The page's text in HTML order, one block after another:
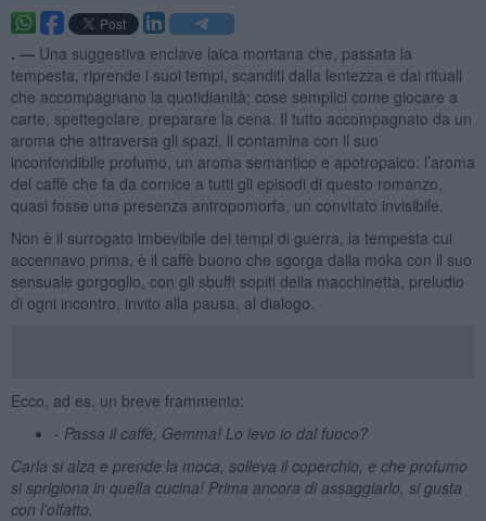
. — Una suggestiva enclave laica montana che, passata la
tempesta, riprende i suoi tempi, scanditi dalla lentezza e dai rituali
che accompagnano la quotidianità; cose semplici come giocare a
carte, spettegolare, preparare la cena. Il tutto accompagnato da un
aroma che attraversa gli spazi, li contamina con il suo
inconfondibile profumo, un aroma semantico e apotropaico: l’aroma
del caffè che fa da cornice a tutti gli episodi di questo romanzo,
quasi fosse una presenza antropomorfa, un convitato invisibile.
Non è il surrogato imbevibile dei tempi di guerra, la tempesta cui
accennavo prima, è il caffè buono che sgorga dalla moka con il suo
sensuale gorgoglio, con gli sbuffi sopiti della macchinetta, preludio
di ogni incontro, invito alla pausa, al dialogo.
Ecco, ad es. un breve frammento:
- Passa il caffè, Gemma! Lo levo io dal fuoco?
Carla si alza e prende la moca, solleva il coperchio, e che profumo
si sprigiona in quella cucina! Prima ancora di assaggiarlo, si gusta
con l’olfatto.